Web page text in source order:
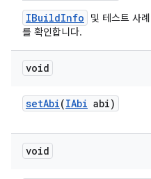
IBuildInfo
및 테스트 사
를 확인합니다.
void
setAbi(IAbi abi)
void